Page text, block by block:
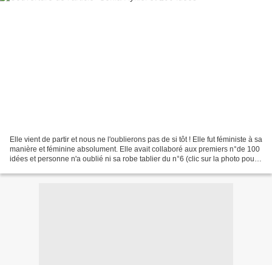
Elle vient de partir et nous ne l'oublierons pas de si tôt ! Elle fut féministe à sa
manière et féminine absolument. Elle avait collaboré aux premiers n°de 100
idées et personne n'a oublié ni sa robe tablier du n°6 (clic sur la photo pour